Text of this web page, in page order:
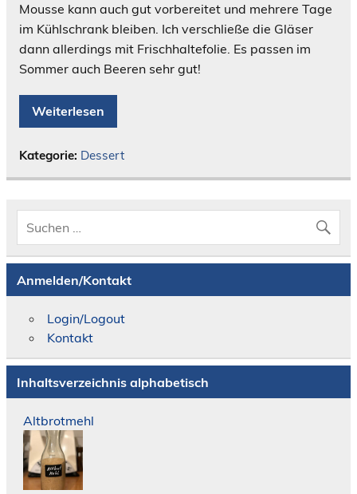
Mousse kann auch gut vorbereitet und mehrere Tage
im Kühlschrank bleiben. Ich verschließe die Gläser
dann allerdings mit Frischhaltefolie. Es passen im
Sommer auch Beeren sehr gut!
Weiterlesen
Kategorie: Dessert
Anmelden/Kontakt
Login/Logout
Kontakt
Inhaltsverzeichnis alphabetisch
Altbrotmehl